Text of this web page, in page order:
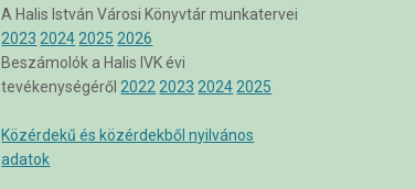
A Halis István Városi Könyvtár munkatervei
2023 2024 2025 2026
Beszámolók a Halis IVK évi
tevékenységéről 2022 2023 2024 2025
Közérdekű és közérdekből nyilvános
adatok